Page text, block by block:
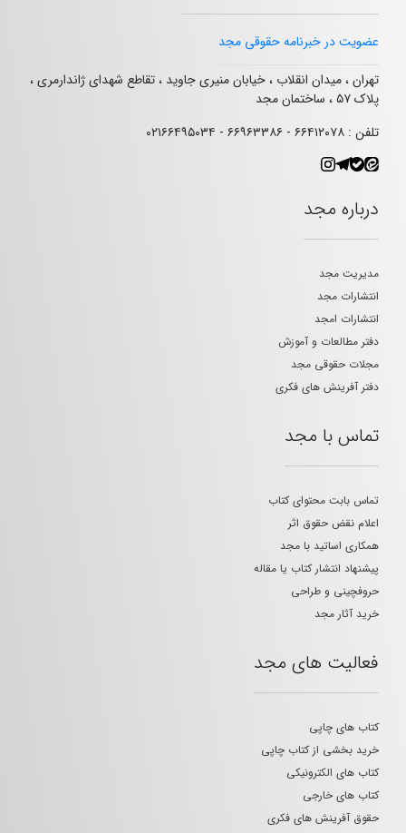
عضویت در خبرنامه حقوقی مجد
تهران ، میدان انقلاب ، خیابان منیری جاوید ، تقاطع شهدای ژاندارمری ،
پلاک ۵۷ ، ساختمان مجد
تلفن : ۶۶۴۱۲۰۷۸ - ۶۶۹۶۳۳۸۶ - ۰۲۱۶۶۴۹۵۰۳۴
درباره مجد
مدیریت مجد
انتشارات مجد
انتشارات امجد
دفتر مطالعات و آموزش
مجلات حقوقی مجد
دفتر آفرینش های فکری
تماس با مجد
تماس بابت محتوای کتاب
اعلام نقض حقوق اثر
همکاری اساتید با مجد
پیشنهاد انتشار کتاب یا مقاله
حروفچینی و طراحی
خرید آثار مجد
فعالیت های مجد
کتاب های چاپی
خرید بخشی از کتاب چاپی
کتاب های الکترونیکی
کتاب های خارجی
حقوق آفرینش های فکری